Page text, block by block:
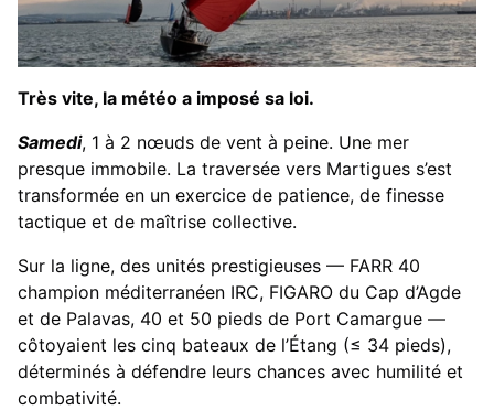
Très vite, la météo a imposé sa loi.
Samedi, 1 à 2 nœuds de vent à peine. Une mer
presque immobile. La traversée vers Martigues s’est
transformée en un exercice de patience, de finesse
tactique et de maîtrise collective.
Sur la ligne, des unités prestigieuses — FARR 40
champion méditerranéen IRC, FIGARO du Cap d’Agde
et de Palavas, 40 et 50 pieds de Port Camargue —
côtoyaient les cinq bateaux de l’Étang (≤ 34 pieds),
déterminés à défendre leurs chances avec humilité et
combativité.